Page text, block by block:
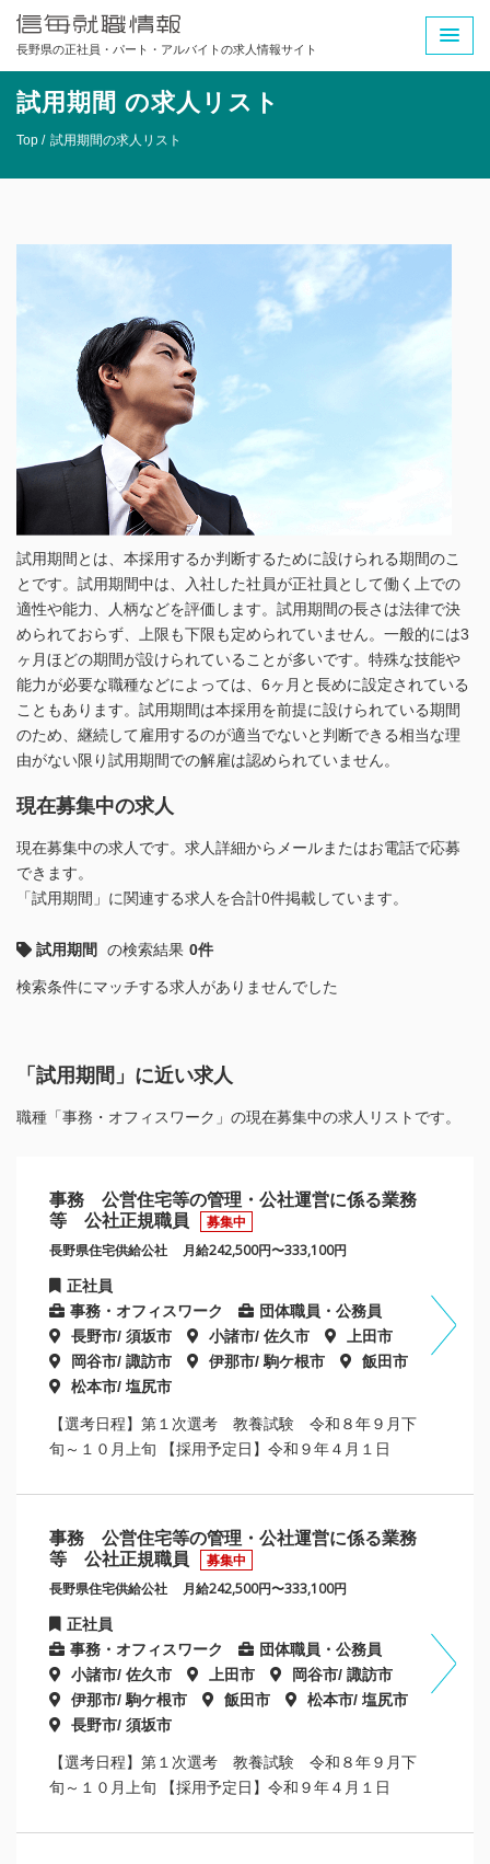
長野県の正社員・パート・アルバイトの求人情報サイト
試用期間 の求人リスト
Top / 試用期間の求人リスト
試用期間とは、本採用するか判断するために設けられる期間のこ
とです。試用期間中は、入社した社員が正社員として働く上での
適性や能力、人柄などを評価します。試用期間の長さは法律で決
められておらず、上限も下限も定められていません。一般的には3
ヶ月ほどの期間が設けられていることが多いです。特殊な技能や
能力が必要な職種などによっては、6ヶ月と長めに設定されている
こともあります。試用期間は本採用を前提に設けられている期間
のため、継続して雇用するのが適当でないと判断できる相当な理
由がない限り試用期間での解雇は認められていません。
現在募集中の求人
現在募集中の求人です。求人詳細からメールまたはお電話で応募
できます。
「試用期間」に関連する求人を合計0件掲載しています。
試用期間 の検索結果 0件
検索条件にマッチする求人がありませんでした
「試用期間」に近い求人
職種「事務・オフィスワーク」の現在募集中の求人リストです。
事務 公営住宅等の管理・公社運営に係る業務
等 公社正規職員
募集中
長野県住宅供給公社 月給242,500円〜333,100円
正社員
事務・オフィスワーク
団体職員・公務員
長野市/ 須坂市
小諸市/ 佐久市
上田市
岡谷市/ 諏訪市
伊那市/ 駒ケ根市
飯田市
松本市/ 塩尻市
【選考日程】第１次選考 教養試験 令和８年９月下
旬～１０月上旬 【採用予定日】令和９年４月１日
事務 公営住宅等の管理・公社運営に係る業務
等 公社正規職員
募集中
長野県住宅供給公社 月給242,500円〜333,100円
正社員
事務・オフィスワーク
団体職員・公務員
小諸市/ 佐久市
上田市
岡谷市/ 諏訪市
伊那市/ 駒ケ根市
飯田市
松本市/ 塩尻市
長野市/ 須坂市
【選考日程】第１次選考 教養試験 令和８年９月下
旬～１０月上旬 【採用予定日】令和９年４月１日